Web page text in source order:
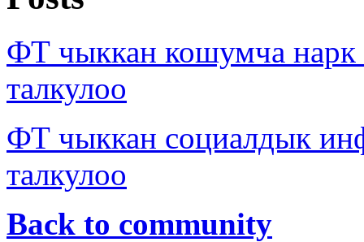
ФТ чыккан кошумча
талкулоо
ФТ чыккан социалдык
талкулоо
Back to community